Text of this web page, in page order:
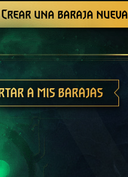
Crear una baraja nueva
A MIS BARAJAS